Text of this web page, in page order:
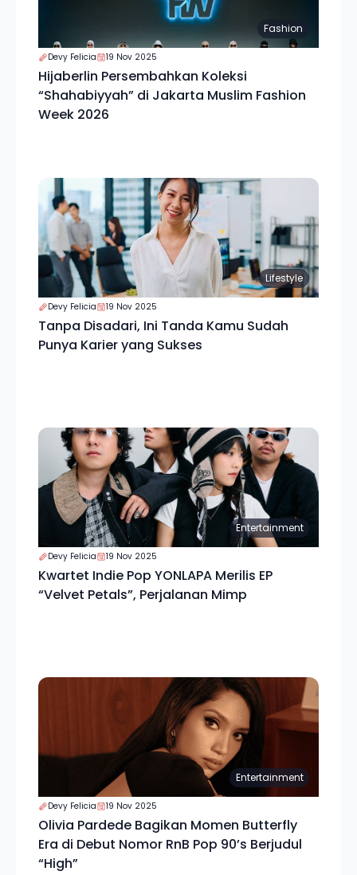
Fashion
Devy Felicia 19 Nov 2025
Hijaberlin Persembahkan Koleksi
“Shahabiyyah” di Jakarta Muslim Fashion
Week 2026
Lifestyle
Devy Felicia 19 Nov 2025
Tanpa Disadari, Ini Tanda Kamu Sudah
Punya Karier yang Sukses
Entertainment
Devy Felicia 19 Nov 2025
Kwartet Indie Pop YONLAPA Merilis EP
“Velvet Petals”, Perjalanan Mimp
Entertainment
Devy Felicia 19 Nov 2025
Olivia Pardede Bagikan Momen Butterfly
Era di Debut Nomor RnB Pop 90’s Berjudul
“High”